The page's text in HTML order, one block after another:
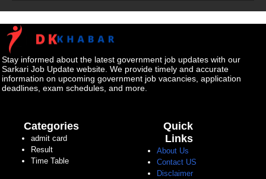
Stay informed about the latest government job updates with our
Sarkari Job Update website. We provide timely and accurate
information on upcoming government job vacancies, application
deadlines, exam schedules, and more.
Categories
admit card
Result
Time Table
Quick
Links
About Us
Contact US
Disclaimer